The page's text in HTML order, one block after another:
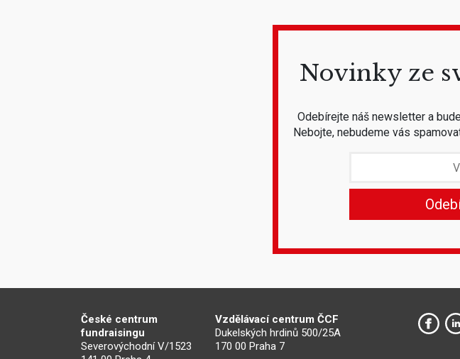
Novinky ze
Odebírejte náš newsletter a
Nebojte, nebudeme vás
České centrum
fundraisingu
Severovýchodní V/1523
Vzdělávací centrum ČCF
Dukelských hrdinů 500/25A
170 00 Praha 7